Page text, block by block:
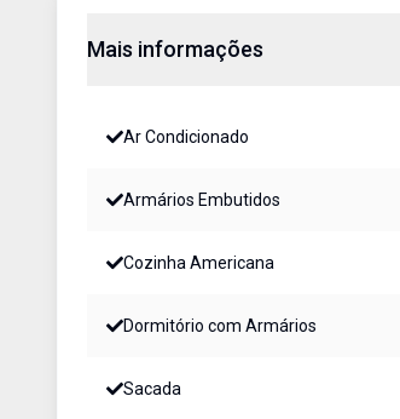
Mais informações
Ar Condicionado
Armários Embutidos
Cozinha Americana
Dormitório com Armários
Sacada